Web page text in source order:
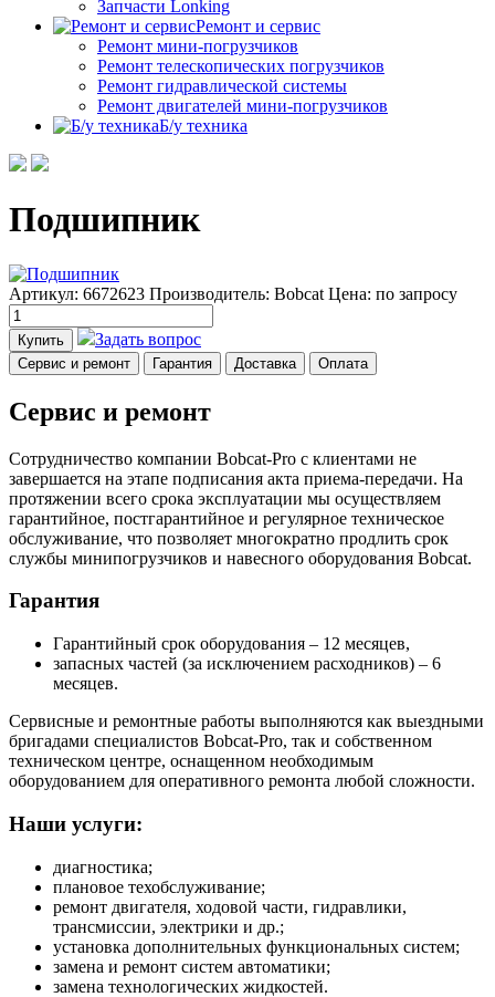
Запчасти Lonking
Ремонт и сервис
Ремонт мини-погрузчиков
Ремонт телескопических погрузчиков
Ремонт гидравлической системы
Ремонт двигателей мини-погрузчиков
Б/у техника
Подшипник
Артикул: 6672623 Производитель: Bobcat Цена: по запросу
Купить Задать вопрос
Сервис и ремонт Гарантия Доставка Оплата
Сервис и ремонт
Сотрудничество компании Bobcat-Pro с клиентами не
завершается на этапе подписания акта приема-передачи. На
протяжении всего срока эксплуатации мы осуществляем
гарантийное, постгарантийное и регулярное техническое
обслуживание, что позволяет многократно продлить срок
службы минипогрузчиков и навесного оборудования Bobcat.
Гарантия
Гарантийный срок оборудования – 12 месяцев,
запасных частей (за исключением расходников) – 6
месяцев.
Сервисные и ремонтные работы выполняются как выездными
бригадами специалистов Bobcat-Pro, так и собственном
техническом центре, оснащенном необходимым
оборудованием для оперативного ремонта любой сложности.
Наши услуги:
диагностика;
плановое техобслуживание;
ремонт двигателя, ходовой части, гидравлики,
трансмиссии, электрики и др.;
установка дополнительных функциональных систем;
замена и ремонт систем автоматики;
замена технологических жидкостей.